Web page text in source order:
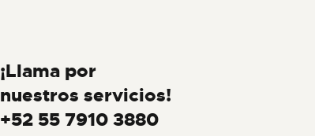
¡Llama por
nuestros servicios!
+52 55 7910 3880